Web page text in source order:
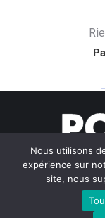
© Pointure
Nous utilisons
expérience sur
site, nous